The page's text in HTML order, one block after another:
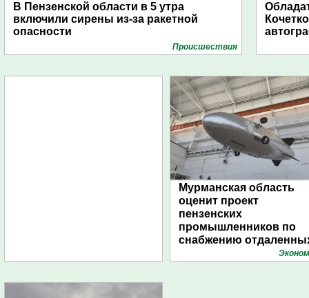
В Пензенской области в 5 утра
включили сирены из-за ракетной
опасности
Проиcшествия
Мурманская область
оценит проект
пензенских
промышленников по
снабжению
поселений с помощью